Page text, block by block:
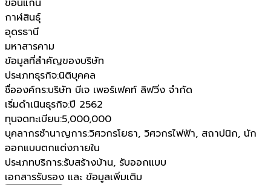
ขอนแก่น
กาฬสินธุ์
อุดรธานี
มหาสารคาม
ข้อมูลที่สำคัญของบริษัท
ประเภทธุรกิจ:นิติบุคคล
ชื่อองค์กร:บริษัท บีเจ เพอร์เฟคท์ ลิฟวิ่ง จำกัด
เริ่มดำเนินธุรกิจ:ปี 2562
ทุนจดทะเบียน:5,000,000
บุคลากรชำนาญการ:วิศวกรโยธา, วิศวกรไฟฟ้า, สถาปนิก, นัก
ออกแบบตกแต่งภายใน
ประเภทบริการ:รับสร้างบ้าน, รับออกแบบ
เอกสารรับรอง และ ข้อมูลเพิ่มเติม